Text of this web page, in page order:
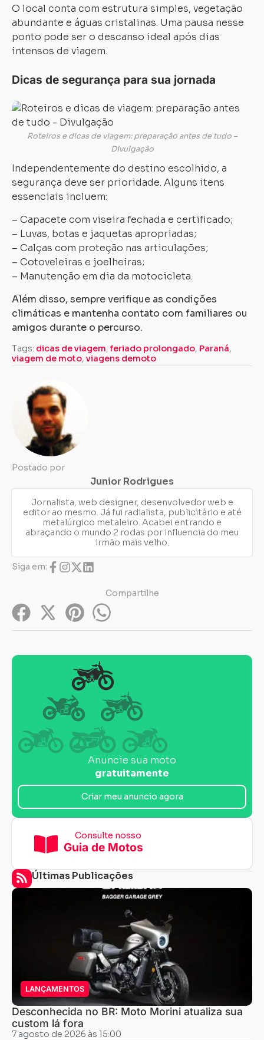
O local conta com estrutura simples, vegetação
abundante e águas cristalinas. Uma pausa nesse
ponto pode ser o descanso ideal após dias
intensos de viagem.
Dicas de segurança para sua jornada
Roteiros e dicas de viagem: preparação antes de tudo –
Divulgação
Independentemente do destino escolhido, a
segurança deve ser prioridade. Alguns itens
essenciais incluem:
– Capacete com viseira fechada e certificado;
– Luvas, botas e jaquetas apropriadas;
– Calças com proteção nas articulações;
– Cotoveleiras e joelheiras;
– Manutenção em dia da motocicleta.
Além disso, sempre verifique as condições
climáticas e mantenha contato com familiares ou
amigos durante o percurso.
Tags: dicas de viagem, feriado prolongado, Paraná,
viagem de moto, viagens demoto
Postado por
Junior Rodrigues
Jornalista, web designer, desenvolvedor web e
editor ao mesmo. Já fui radialista, publicitário e até
metalúrgico metaleiro. Acabei entrando e
abraçando o mundo 2 rodas por influencia do meu
irmão mais velho.
Siga em:
Compartilhe
Anuncie sua moto
gratuitamente
Criar meu anuncio agora
Consulte nosso
Guia de Motos
Últimas Publicações
LANÇAMENTOS
Desconhecida no BR: Moto Morini atualiza sua
custom lá fora
7 agosto de 2026 às 15:00